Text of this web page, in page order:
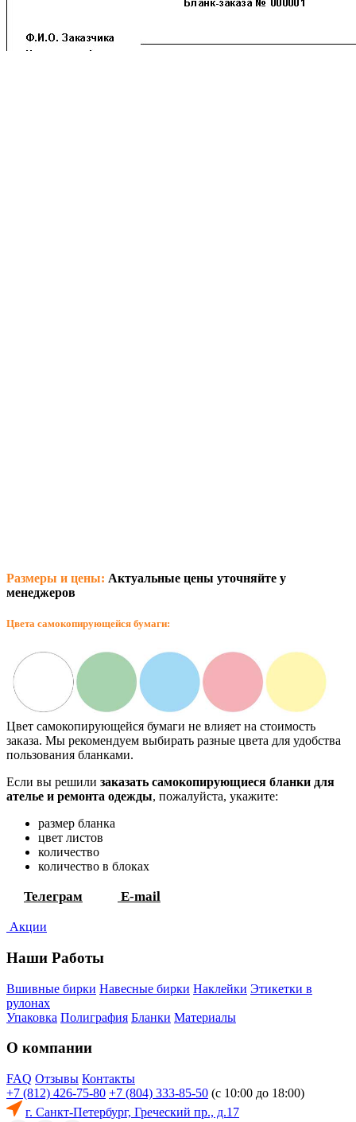
Размеры и цены: Актуальные цены уточняйте у
менеджеров
Цвета самокопирующейся бумаги:
Цвет самокопирующейся бумаги не влияет на стоимость
заказа. Мы рекомендуем выбирать разные цвета для удобства
пользования бланками.
Если вы решили заказать самокопирующиеся бланки для
ателье и ремонта одежды, пожалуйста, укажите:
размер бланка
цвет листов
количество
количество в блоках
Телеграм E-mail
Акции
Наши Работы
Вшивные бирки Навесные бирки Наклейки Этикетки в
рулонах
Упаковка Полиграфия Бланки Материалы
О компании
FAQ Отзывы Контакты
+7 (812) 426-75-80 +7 (804) 333-85-50 (с 10:00 до 18:00)
г. Санкт-Петербург, Греческий пр., д.17